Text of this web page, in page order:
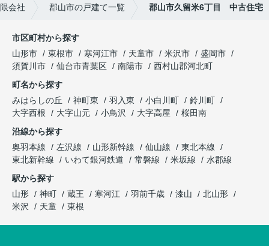
会社 郡山市の戸建て一覧 郡山市久留米6丁目 中古住宅
市区町村から探す
山形市
東根市 寒河江市 天童市 米沢市
盛岡市
須賀川市
仙台市青葉区 南陽市
西村山郡河北町
町名から探す
みはらしの丘
神町東 羽入東 小白川町
鈴川町
大字西根
大字山元 小鳥沢 大字高屋
桜田南
沿線から探す
奥羽本線
左沢線 山形新幹線 仙山線
東北本線
東北新幹線
いわて銀河鉄道 常磐線 米坂線
水郡線
駅から探す
山形
神町 蔵王 寒河江 羽前千歳 漆山
北山形
米沢
天童 東根